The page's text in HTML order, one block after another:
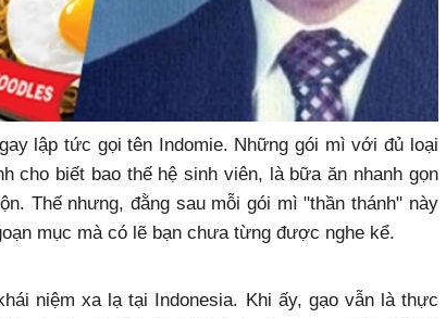
lập tức gọi tên Indomie. Những gói mì với đủ loại
cho biết bao thế hệ sinh viên, là bữa ăn nhanh gọn
Thế nhưng, đằng sau mỗi gói mì "thần thánh" này
mục mà có lẽ bạn chưa từng được nghe kể.
niệm xa lạ tại Indonesia. Khi ấy, gạo vẫn là thực